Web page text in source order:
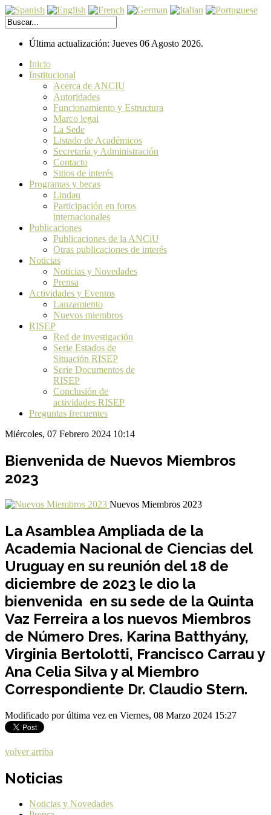
Última actualización: Jueves 06 Agosto 2026.
Inicio
Institucional
Acerca de ANCIU
Autoridades
Funcionamiento y Estructura
Marco legal
La Sede
Listado de Académicos
Secretaría y Administración
Contacto
Sitios de interés
Programas y becas
Lindau
Participación en foros
internacionales
Publicaciones
Publicaciones de la ANCiU
Otras publicaciones de interés
Noticias
Noticias y Novedades
Prensa
Actividades y Eventos
Lanzamiento
Nuevos miembros
RISEP
Red de investigación
Serie Estados de
Situación RISEP
Serie Documentos de
RISEP
Conclusión de
actividades RISEP
Preguntas frecuentes
Miércoles, 07 Febrero 2024 10:14
Bienvenida de Nuevos Miembros
2023
Nuevos Miembros 2023
La Asamblea Ampliada de la
Academia Nacional de Ciencias del
Uruguay en su reunión del 18 de
diciembre de 2023 le dio la
bienvenida en su sede de la Quinta
Vaz Ferreira a los nuevos Miembros
de Número Dres. Karina Batthyány,
Virginia Bertolotti, Francisco Carrau y
Ana Celia Silva y al Miembro
Correspondiente Dr. Claudio Stern.
Modificado por última vez en Viernes, 08 Marzo 2024 15:27
volver arriba
Noticias
Noticias y Novedades